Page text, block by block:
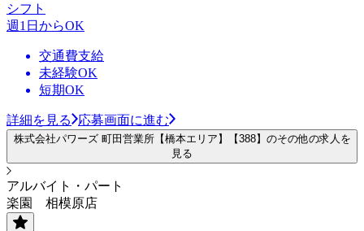
シフト
週1日からOK
交通費支給
未経験OK
短期OK
詳細を見る 応募画面に進む
株式会社パワーズ 町田営業所【橋本エリア】【388】のその他の求人を
見る
アルバイト・パート
楽園 相模原店